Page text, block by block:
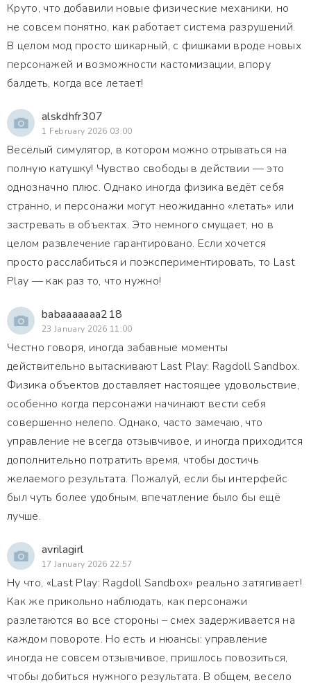
Круто, что добавили новые физические механики, но
не совсем понятно, как работает система разрушений.
В целом мод просто шикарный, с фишками вроде новых
персонажей и возможности кастомизации, впору
балдеть, когда все летает!
alskdhfr307
1 February 2026 03:00
Весёлый симулятор, в котором можно отрываться на
полную катушку! Чувство свободы в действии — это
однозначно плюс. Однако иногда физика ведёт себя
странно, и персонажи могут неожиданно «летать» или
застревать в объектах. Это немного смущает, но в
целом развлечение гарантировано. Если хочется
просто расслабиться и поэкспериментировать, то Last
Play — как раз то, что нужно!
babaaaaaaa218
23 January 2026 11:00
Честно говоря, иногда забавные моменты
действительно вытаскивают Last Play: Ragdoll Sandbox.
Физика объектов доставляет настоящее удовольствие,
особенно когда персонажи начинают вести себя
совершенно нелепо. Однако, часто замечаю, что
управление не всегда отзывчивое, и иногда приходится
дополнительно потратить время, чтобы достичь
желаемого результата. Пожалуй, если бы интерфейс
был чуть более удобным, впечатление было бы ещё
лучше.
avrilagirl
17 January 2026 22:57
Ну что, «Last Play: Ragdoll Sandbox» реально затягивает!
Как же прикольно наблюдать, как персонажи
разлетаются во все стороны – смех задерживается на
каждом повороте. Но есть и нюансы: управление
иногда не совсем отзывчивое, пришлось повозиться,
чтобы добиться нужного результата. В общем, весело